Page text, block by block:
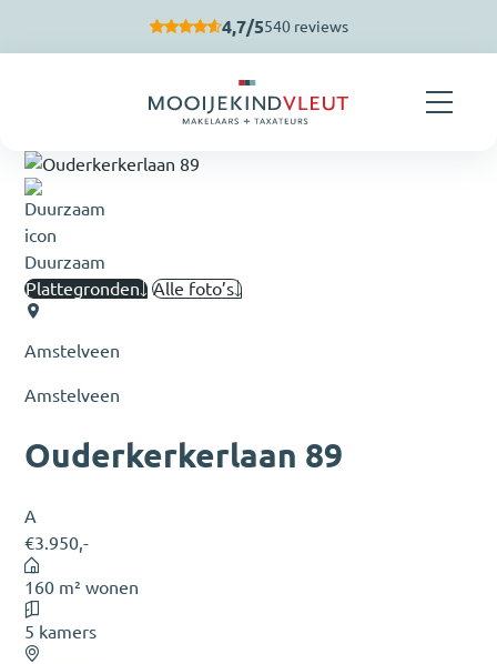
4,7/5540 reviews
Duurzaam
Plattegronden
Alle foto’s
Amstelveen
Amstelveen
Ouderkerkerlaan 89
A
€3.950,-
160 m² wonen
5 kamers